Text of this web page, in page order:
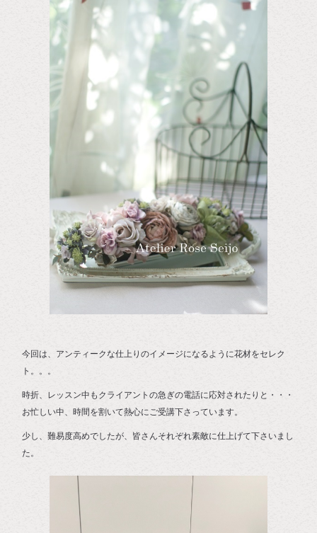
今回は、アンティークな仕上りのイメージになるように花材をセレク
ト。。。
時折、レッスン中もクライアントの急ぎの電話に応対されたりと・・・
お忙しい中、時間を割いて熱心にご受講下さっています。
少し、難易度高めでしたが、皆さんそれぞれ素敵に仕上げて下さいまし
た。